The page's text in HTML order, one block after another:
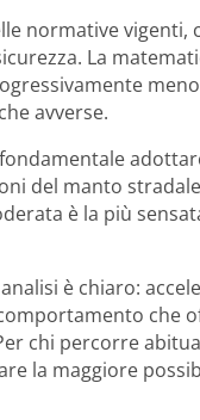
normative
La
avverse.
del manto
è la più
è chiaro:
che
chi percorre
la maggiore